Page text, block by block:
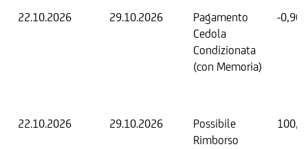
22.10.2026 29.10.2026
Pagamento
Cedola
Condizionata
(con Memoria)
-0,90
22.10.2026 29.10.2026
Possibile
Rimborso